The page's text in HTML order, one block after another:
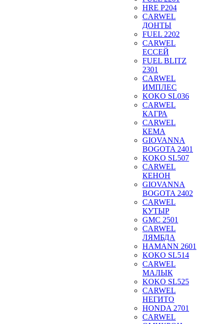
HRE P204
CARWEL
ДОНТЫ
FUEL 2202
CARWEL
ЕССЕЙ
FUEL BLITZ
2301
CARWEL
ИМПЛЕС
KOKO SL036
CARWEL
КАГРА
CARWEL
КЕМА
GIOVANNA
BOGOTA 2401
KOKO SL507
CARWEL
КЕНОН
GIOVANNA
BOGOTA 2402
CARWEL
КУТЫР
GMC 2501
CARWEL
ЛЯМБДА
HAMANN 2601
KOKO SL514
CARWEL
МАЛЫК
KOKO SL525
CARWEL
НЕГИТО
HONDA 2701
CARWEL